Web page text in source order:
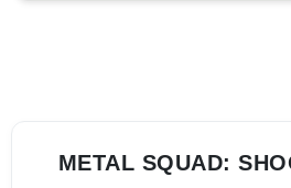
METAL SQUAD: